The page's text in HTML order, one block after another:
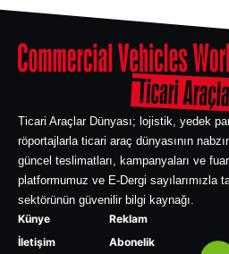
Ticari Araçlar Dünyası; lojistik, yedek
röportajlarla ticari araç dünyasının
güncel teslimatları, kampanyaları ve
platformumuz ve E-Dergi sayılarımızla
sektörünün güvenilir bilgi kaynağı.
Künye
İletişim
Reklam
Abonelik